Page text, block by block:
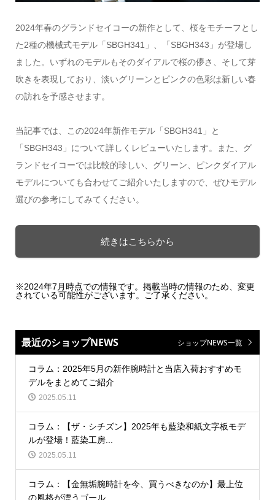
2024年春のグランドセイコーの新作として、桜をモチーフとし
た2種の機械式モデル「SBGH341」、「SBGH343」が登場し
ました。いずれのモデルもそのダイアルで桜の儚さ、そして芽
吹きを表現しており、淡いグリーンとピンクの色彩は新しい春
の訪れを予感させます。
当記事では、この2024年新作モデル「SBGH341」と
「SBGH343」について詳しくレビューいたします。また、グ
ランドセイコーでは比較的珍しい、グリーン、ピンクダイアル
モデルについても合わせてご紹介いたしますので、ぜひモデル
選びの参考にしてみてください。
続きはこちらから
※2024年7月時点での情報です。掲載当時の情報のため、変更
されている可能性がございます。ご了承ください。
最近のショップNEWS ショップNEWS一覧
コラム：2025年5月の新作腕時計と当店入荷おすすめモ
デルをまとめてご紹介
2025.05.11
コラム：【ザ・シチズン】2025年も藍染和紙文字板モデ
ルが登場！藍染工房...
2025.05.11
コラム：【金無垢腕時計を今、買うべきなのか】最上位
の風格が漂うゴール...